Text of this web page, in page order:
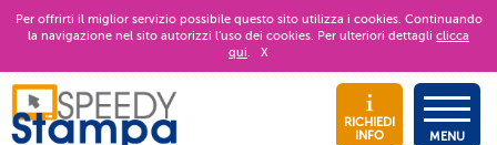
Per offrirti il miglior servizio possibile questo sito utilizza i cookies. Continuando
la navigazione nel sito autorizzi l’uso dei cookies. Per ulteriori dettagli clicca
qui. X
RICHIEDI
INFO
MENU